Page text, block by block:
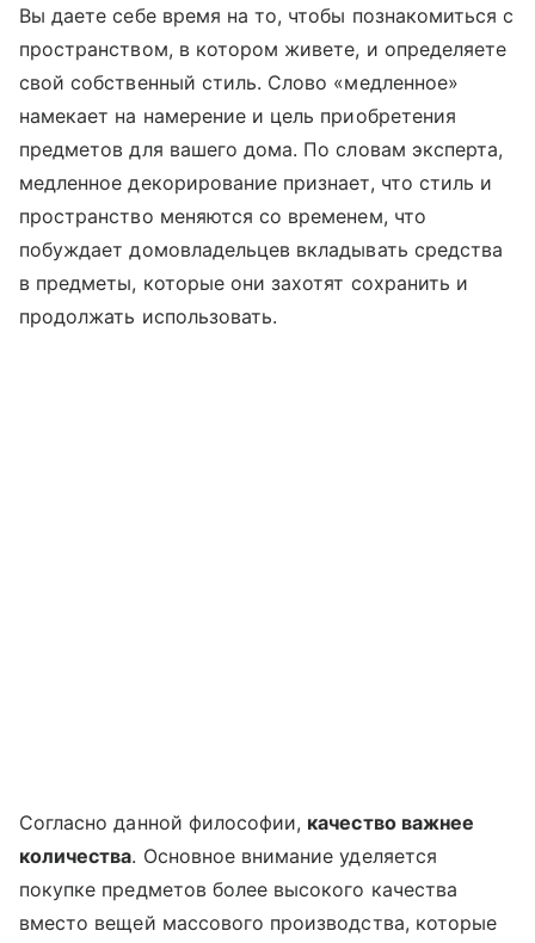
Вы даете себе время на то, чтобы познакомиться с
пространством, в котором живете, и определяете
свой собственный стиль. Слово «медленное»
намекает на намерение и цель приобретения
предметов для вашего дома. По словам эксперта,
медленное декорирование признает, что стиль и
пространство меняются со временем, что
побуждает домовладельцев вкладывать средства
в предметы, которые они захотят сохранить и
продолжать использовать.
Согласно данной философии, качество важнее
количества. Основное внимание уделяется
покупке предметов более высокого качества
вместо вещей массового производства, которые